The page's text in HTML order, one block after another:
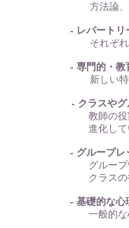
方法論、教
- レパートリ
それぞれの
- 専門的・教
新しい特定
- クラスや
教師の
進化して
- グループレ
グルー
クラスの
- 基礎的な心
一般的